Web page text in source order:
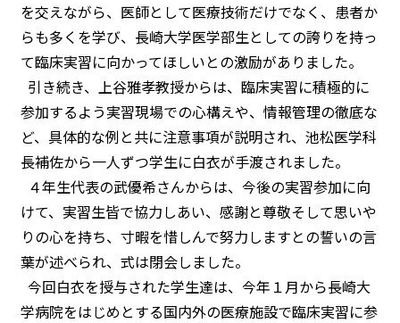
を交えながら、医師として医療技術だけでなく、患者か
らも多くを学び、長崎大学医学部生としての誇りを持っ
て臨床実習に向かってほしいとの激励がありました。
引き続き、上谷雅孝教授からは、臨床実習に積極的に
参加するよう実習現場での心構えや、情報管理の徹底な
ど、具体的な例と共に注意事項が説明され、池松医学科
長補佐から一人ずつ学生に白衣が手渡されました。
４年生代表の武優希さんからは、今後の実習参加に向
けて、実習生皆で協力しあい、感謝と尊敬そして思いや
りの心を持ち、寸暇を惜しんで努力しますとの誓いの言
葉が述べられ、式は閉会しました。
今回白衣を授与された学生達は、今年１月から長崎大
学病院をはじめとする国内外の医療施設で臨床実習に参